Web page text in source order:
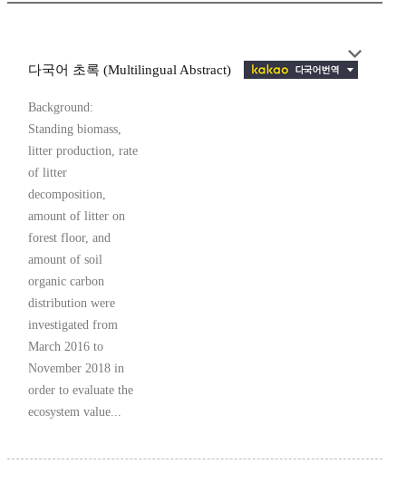
다국어 초록 (Multilingual Abstract)
Background:
Standing biomass,
litter production, rate
of litter
decomposition,
amount of litter on
forest floor, and
amount of soil
organic carbon
distribution were
investigated from
March 2016 to
November 2018 in
order to evaluate the
ecosystem value...